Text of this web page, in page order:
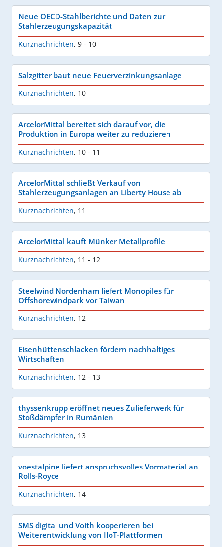
Neue OECD-Stahlberichte und Daten zur
Stahlerzeugungskapazität
Kurznachrichten, 9 - 10
Salzgitter baut neue Feuerverzinkungsanlage
Kurznachrichten, 10
ArcelorMittal bereitet sich darauf vor, die
Produktion in Europa weiter zu reduzieren
Kurznachrichten, 10 - 11
ArcelorMittal schließt Verkauf von
Stahlerzeugungsanlagen an Liberty House ab
Kurznachrichten, 11
ArcelorMittal kauft Münker Metallprofile
Kurznachrichten, 11 - 12
Steelwind Nordenham liefert Monopiles für
Offshorewindpark vor Taiwan
Kurznachrichten, 12
Eisenhüttenschlacken fördern nachhaltiges
Wirtschaften
Kurznachrichten, 12 - 13
thyssenkrupp eröffnet neues Zulieferwerk für
Stoßdämpfer in Rumänien
Kurznachrichten, 13
voestalpine liefert anspruchsvolles Vormaterial an
Rolls-Royce
Kurznachrichten, 14
SMS digital und Voith kooperieren bei
Weiterentwicklung von IIoT-Plattformen